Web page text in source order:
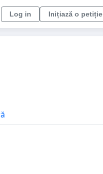
Log in Inițiază o petiție